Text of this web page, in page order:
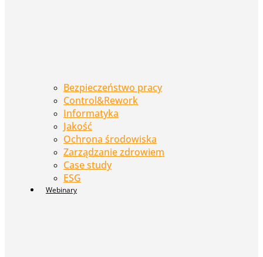
Bezpieczeństwo pracy
Control&Rework
Informatyka
Jakość
Ochrona środowiska
Zarządzanie zdrowiem
Case study
ESG
Webinary